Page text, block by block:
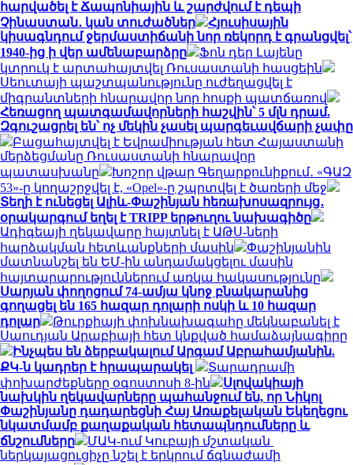
հարվածել է Ճապոնիային և շարժվում է դեպի
Չինաստան․ կան տուժածներ
Հյուսիսային
կիսագնդում ջերմաստիճանի նոր ռեկորդ է գրանցվել՝
1940-ից ի վեր ամենաբարձրը
Ֆոն դեր Լայենը
կտրուկ է արտահայտվել Ռուսաստանի հասցեին
Սեուտայի ​​պաշտպանությունը ուժեղացվել է
միգրանտների հնարավոր նոր հոսքի պատճառով
Հեռացող պատգամավորների հաշվին՝ 5 մլն դրամ.
Զգուշացրել են՝ ոչ մեկին չասել պարգեւավճարի չափը
Բացահայտվել է Եվրամիության հետ Հայաստանի
մերձեցմանը Ռուսաստանի հնարավոր
պատասխանը
Խոշոր վթար Գեղարքունիքում․ «ԳԱԶ
53»-ը կողաշրջվել է, «Opel»-ը շպրտվել է ծառերի մեջ
Տեղի է ունեցել Ալիև-Փաշինյան հեռախոսազրույց․
օրակարգում եղել է TRIPP երթուղու նախագիծը
Ադիգեայի ղեկավարը հայտնել է ԱԹՍ-ների
հարձակման հետևանքների մասին
Փաշինյանին
մատնանշել են ԵՄ-ին անդամակցելու մասին
հայտարարություններում առկա հակասությունը
Սարյան փողոցում 74-ամյա կնոջ բնակարանից
գողացել են 165 հազար դոլարի ոսկի և 10 հազար
դոլար
Թուրքիայի փոխնախագահը մեկնաբանել է
Սաուդյան Արաբիայի հետ կնքված համաձայնագիրը
Ինչպես են ձերբակալում Արգամ Աբրահամյանին.
ՔԿ-ն կադրեր է հրապարակել
Տարադրամի
փոխարժեքները օգոստոսի 8-ին
Սլովակիայի
նախկին ղեկավարները պահանջում են, որ Նիկոլ
Փաշինյանը դադարեցնի Հայ Առաքելական Եկեղեցու
նկատմամբ քաղաքական հետապնդումները և
ճնշումները
ՄԱԿ-ում Կուբայի մշտական ​​
ներկայացուցիչը նշել է երկրում ճգնաժամի